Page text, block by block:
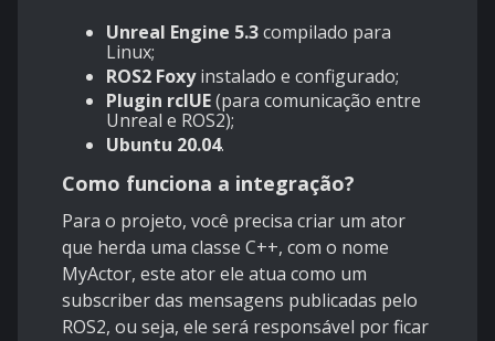
Unreal Engine 5.3compilado para
Linux;
ROS2 Foxyinstalado e configurado;
Plugin rclUE(para comunicação entre
Unreal e ROS2);
Ubuntu 20.04.
Como funciona a integração?
Para o projeto, você precisa criar um ator
que herda uma classe C++, com o nome
MyActor, este ator ele atua como um
subscriber das mensagens publicadas pelo
ROS2, ou seja, ele será responsável por ficar